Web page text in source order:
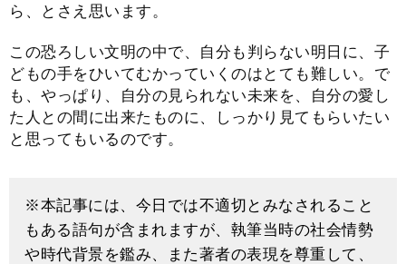
ら、とさえ思います。
この恐ろしい文明の中で、自分も判らない明日に、子
どもの手をひいてむかっていくのはとても難しい。で
も、やっぱり、自分の見られない未来を、自分の愛し
た人との間に出来たものに、しっかり見てもらいたい
と思ってもいるのです。
※本記事には、今日では不適切とみなされること
もある語句が含まれますが、執筆当時の社会情勢
や時代背景を鑑み、また著者の表現を尊重して、